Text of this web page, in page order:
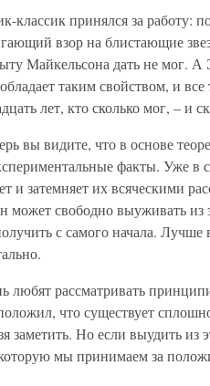
классик принялся за работу:
взор на блистающие
Майкельсона дать не мог.
таким свойством, и
лет, кто сколько мог, – и
вы видите, что в основе
факты. Уже в
и затемняет их всяческими
может свободно выуживать из
с самого начала. Лучше
любят рассматривать
что существует
заметить. Но если выудить из
мы принимаем за